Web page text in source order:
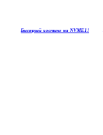
Быстрый хостинг на NVME1!